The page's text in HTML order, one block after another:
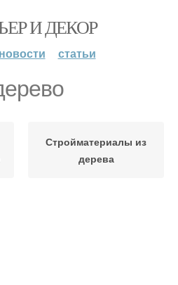
И ДЕКОР
новости статьи
Стройматериалы из
дерева